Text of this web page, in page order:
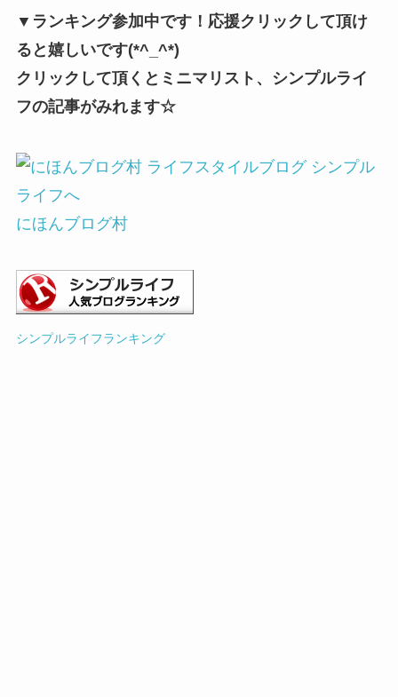
▼ランキング参加中です！応援クリックして頂け
ると嬉しいです(*^_^*)
クリックして頂くとミニマリスト、シンプルライ
フの記事がみれます☆
にほんブログ村
シンプルライフランキング